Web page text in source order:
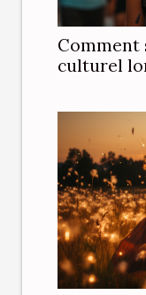
Comment
culturel